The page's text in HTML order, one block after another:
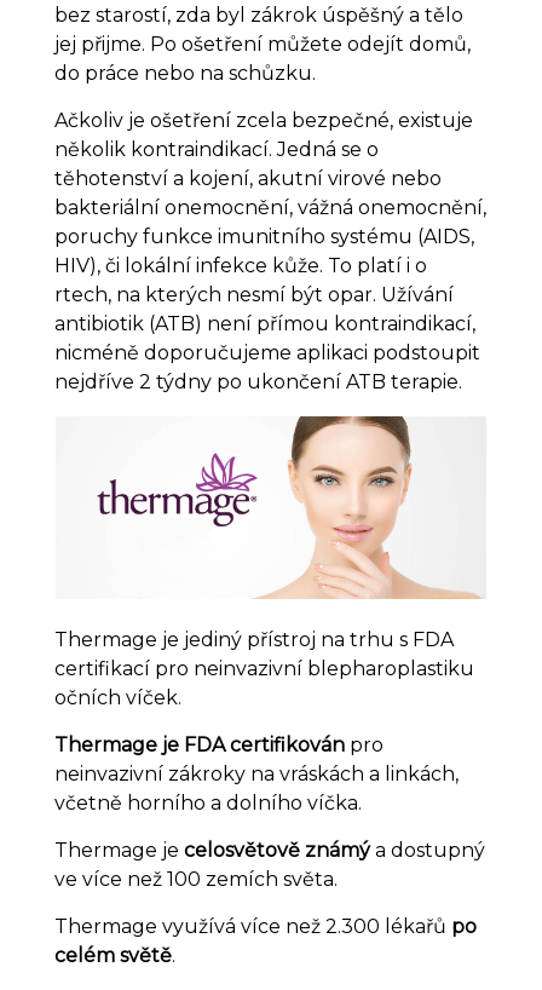
bez starostí, zda byl zákrok úspěšný a tělo
jej přijme. Po ošetření můžete odejít domů,
do práce nebo na schůzku.
Ačkoliv je ošetření zcela bezpečné, existuje
několik kontraindikací. Jedná se o
těhotenství a kojení, akutní virové nebo
bakteriální onemocnění, vážná onemocnění,
poruchy funkce imunitního systému (AIDS,
HIV), či lokální infekce kůže. To platí i o
rtech, na kterých nesmí být opar. Užívání
antibiotik (ATB) není přímou kontraindikací,
nicméně doporučujeme aplikaci podstoupit
nejdříve 2 týdny po ukončení ATB terapie.
Thermage je jediný přístroj na trhu s FDA
certifikací pro neinvazivní blepharoplastiku
očních víček.
Thermage je FDA certifikován pro
neinvazivní zákroky na vráskách a linkách,
včetně horního a dolního víčka.
Thermage je celosvětově známýa dostupný
ve více než 100 zemích světa.
Thermage využívá více než 2.300 lékařů po
celém světě.